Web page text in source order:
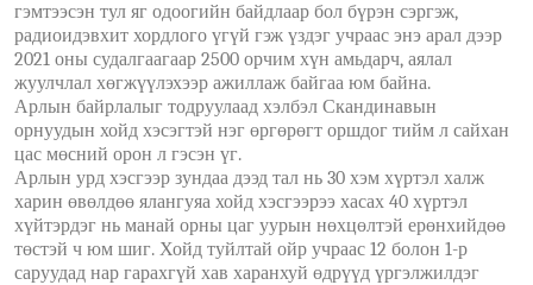
гэмтээсэн тул яг одоогийн байдлаар бол бүрэн сэргэж,
радиоидэвхит хордлого үгүй гэж үздэг учраас энэ арал дээр
2021 оны судалгаагаар 2500 орчим хүн амьдарч, аялал
жуулчлал хөгжүүлэхээр ажиллаж байгаа юм байна.
Арлын байрлалыг тодруулаад хэлбэл Скандинавын
орнуудын хойд хэсэгтэй нэг өргөрөгт оршдог тийм л сайхан
цас мөсний орон л гэсэн үг.
Арлын урд хэсгээр зундаа дээд тал нь 30 хэм хүртэл халж
харин өвөлдөө ялангуяа хойд хэсгээрээ хасах 40 хүртэл
хүйтэрдэг нь манай орны цаг уурын нөхцөлтэй ерөнхийдөө
төстэй ч юм шиг. Хойд туйлтай ойр учраас 12 болон 1-р
саруудад нар гарахгүй хав харанхуй өдрүүд үргэлжилдэг